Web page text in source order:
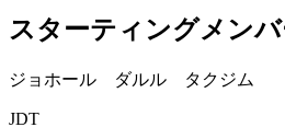
スターティングメン
ジョホール ダルル タクジム
JDT